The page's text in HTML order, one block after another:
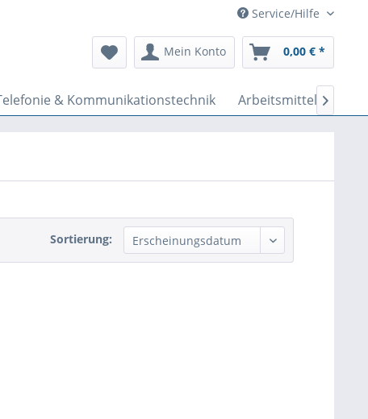
Service/Hilfe
Mein Konto 0,00 € *
& Kommunikationstechnik Arbeitsmittel &

Sortierung: